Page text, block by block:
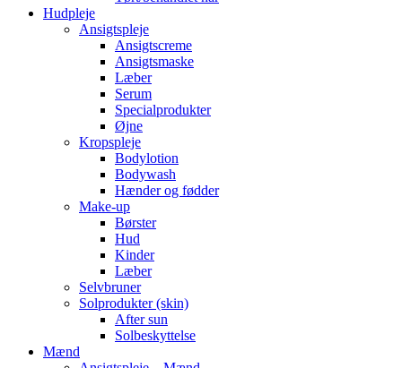
Hudpleje
Ansigtspleje
Ansigtscreme
Ansigtsmaske
Læber
Serum
Specialprodukter
Øjne
Kropspleje
Bodylotion
Bodywash
Hænder og fødder
Make-up
Børster
Hud
Kinder
Læber
Selvbruner
Solprodukter (skin)
After sun
Solbeskyttelse
Mænd